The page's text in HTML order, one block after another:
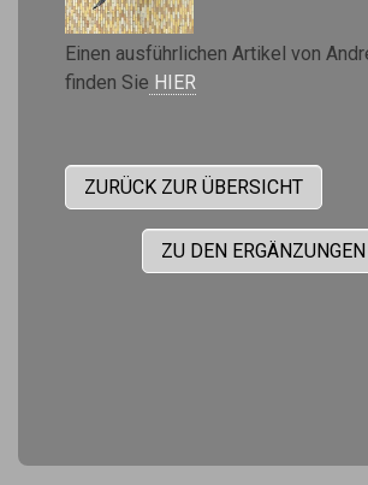
Einen ausführlichen Artikel von
finden Sie HIER
ZURÜCK ZUR ÜBERSICHT
ZU DEN ERGÄNZUNGEN